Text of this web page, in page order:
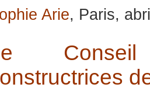
Arie, Paris,